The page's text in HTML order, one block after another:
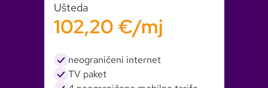
Ušteda
102,20 €/mj
neograničeni internet
TV paket